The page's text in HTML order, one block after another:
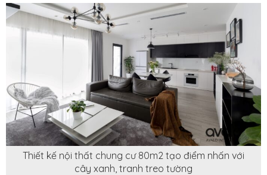
Thiết kế nội thất chung cư 80m2 tạo điểm nhấn với
cây xanh, tranh treo tường